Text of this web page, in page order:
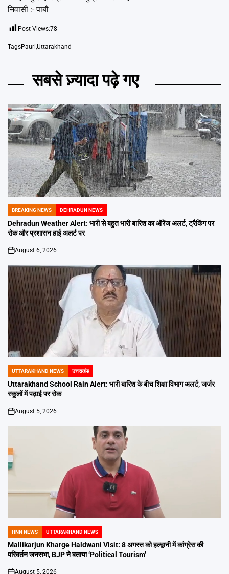
निवासी :- पाबौ
Post Views:78
TagsPauri,Uttarakhand
सबसे ज़्यादा पढ़े गए
POSTED
IN
BREAKING NEWS DEHRADUN NEWS
Dehradun Weather Alert: भारी से बहुत भारी बारिश का ऑरेंज अलर्ट, ट्रैकिंग पर
रोक और प्रशासन हाई अलर्ट पर
on
August 6, 2026
POSTED
IN
UTTARAKHAND NEWS उत्तराखंड
Uttarakhand School Rain Alert: भारी बारिश के बीच शिक्षा विभाग अलर्ट, जर्जर
स्कूलों में पढ़ाई पर रोक
on
August 5, 2026
POSTED
IN
HNN NEWS UTTARAKHAND NEWS
Mallikarjun Kharge Haldwani Visit: 8 अगस्त को हल्द्वानी में कांग्रेस की
परिवर्तन जनसभा, BJP ने बताया ‘Political Tourism’
August 5, 2026